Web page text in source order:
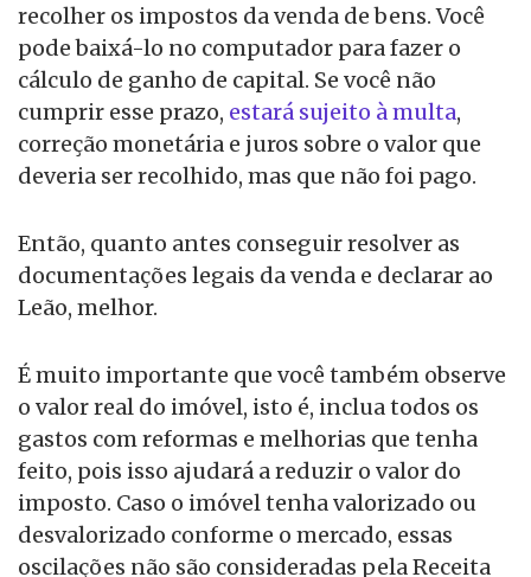
recolher os impostos da venda de bens. Você
pode baixá-lo no computador para fazer o
cálculo de ganho de capital. Se você não
cumprir esse prazo, estará sujeito à multa,
correção monetária e juros sobre o valor que
deveria ser recolhido, mas que não foi pago.
Então, quanto antes conseguir resolver as
documentações legais da venda e declarar ao
Leão, melhor.
É muito importante que você também observe
o valor real do imóvel, isto é, inclua todos os
gastos com reformas e melhorias que tenha
feito, pois isso ajudará a reduzir o valor do
imposto. Caso o imóvel tenha valorizado ou
desvalorizado conforme o mercado, essas
oscilações não são consideradas pela Receita